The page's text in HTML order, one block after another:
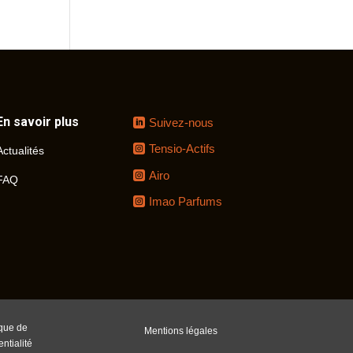
savoir plus
Suivez-nous
Tensio-Actifs
Airo
Imao Parfums
de
Mentions légales